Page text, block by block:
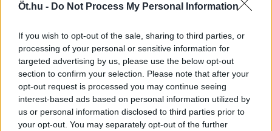
Öt.hu - Do Not Process My Personal Information
If you wish to opt-out of the sale, sharing to third parties, or
processing of your personal or sensitive information for
targeted advertising by us, please use the below opt-out
section to confirm your selection. Please note that after your
opt-out request is processed you may continue seeing
interest-based ads based on personal information utilized by
us or personal information disclosed to third parties prior to
your opt-out. You may separately opt-out of the further
„Normális országban, normális sajtóval
kommenttől a kirúgásokig” | Gavra és
Kóczián a Visszhangkamrában
A kormány energiaválság-kezeléséről, a
zűrzavaros közmédia-ügyről, Magyar Péter
személyzeti politikájáról és kommunikációjáról,
valamint az ellenzék gyenge szerepléséről is